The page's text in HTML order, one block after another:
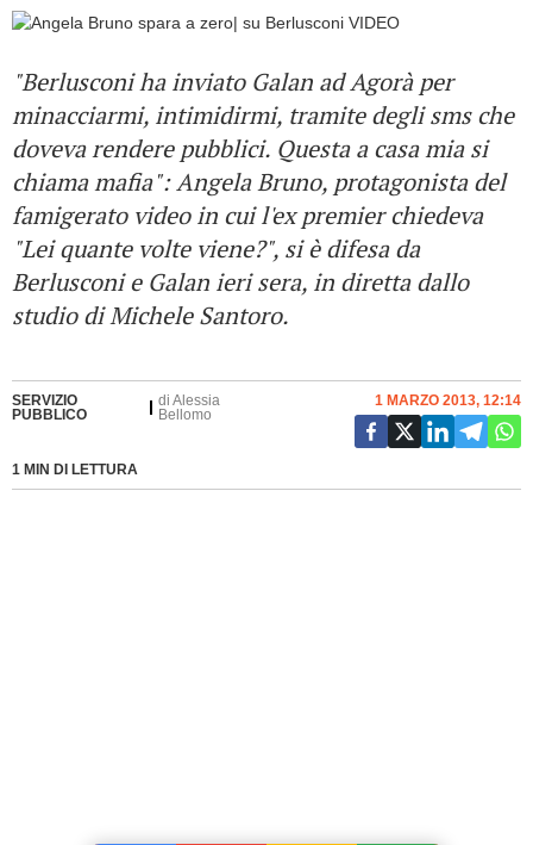
"Berlusconi ha inviato Galan ad Agorà per
minacciarmi, intimidirmi, tramite degli sms che
doveva rendere pubblici. Questa a casa mia si
chiama mafia": Angela Bruno, protagonista del
famigerato video in cui l'ex premier chiedeva
"Lei quante volte viene?", si è difesa da
Berlusconi e Galan ieri sera, in diretta dallo
studio di Michele Santoro.
SERVIZIO
PUBBLICO
di Alessia
Bellomo
1 MIN DI LETTURA
1 MARZO 2013, 12:14